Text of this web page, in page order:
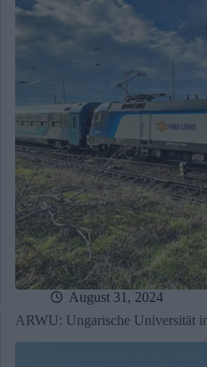
August 31, 2024
ARWU: Ungarische Universität